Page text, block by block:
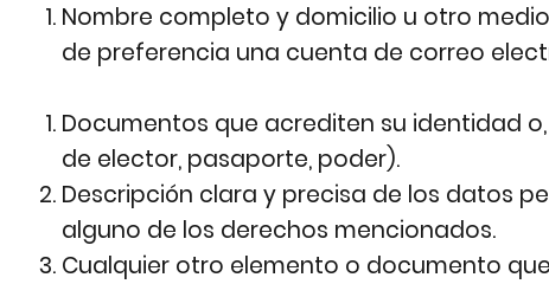
Nombre completo y domicilio u otro
de preferencia una cuenta de correo
Documentos que acrediten su identidad
de elector, pasaporte, poder).
Descripción clara y precisa de los datos
alguno de los derechos mencionados.
Cualquier otro elemento o documento